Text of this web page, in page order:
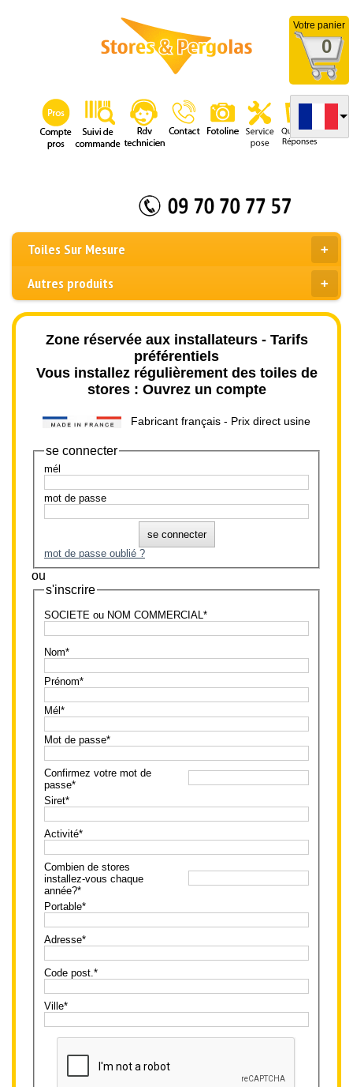
Votre panier
0
Toiles Sur Mesure
Autres produits
Zone réservée aux installateurs - Tarifs
préférentiels
Vous installez régulièrement des toiles de
stores : Ouvrez un compte
Fabricant français - Prix direct usine
se connecter
mél
mot de passe
mot de passe oublié ?
ou
s'inscrire
SOCIETE ou NOM COMMERCIAL*
Nom*
Prénom*
Mél*
Mot de passe*
Confirmez votre mot de
passe*
Siret*
Activité*
Combien de stores
installez-vous chaque
année?*
Portable*
Adresse*
Code post.*
Ville*